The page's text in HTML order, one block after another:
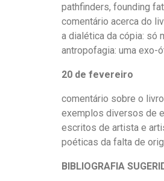
pathfinders, founding
comentário acerca do
a dialética da cópia: só
antropofagia: uma exo-
20 de fevereiro
comentário sobre o
exemplos diversos de
escritos de artista e
poéticas da falta de
BIBLIOGRAFIA